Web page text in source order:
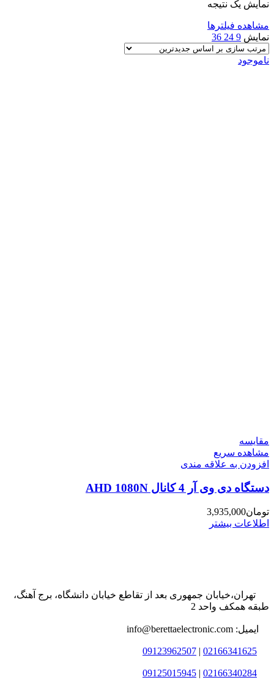
نمایش یک نتیجه
مشاهده فیلترها
نمایش 9
24
36
ناموجود
مقایسه
مشاهده سریع
افزودن به علاقه مندی
دستگاه دی وی آر 4 کانال AHD 1080N
تومان3,935,000
اطلاعات بیشتر
تهران،خیابان جمهوری بعد از تقاطع خیابان دانشگاه، برج آهنگ،
طبقه همکف واحد 2
ایمیل: info@berettaelectronic.com
02166341625
|
09123962507
02166340284
|
09125015945